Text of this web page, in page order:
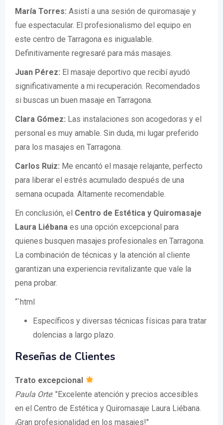
María Torres: Asistí a una sesión de quiromasaje y
fue espectacular. El profesionalismo del equipo en
este centro de Tarragona es inigualable.
Definitivamente regresaré para más masajes.
Juan Pérez: El masaje deportivo que recibí ayudó
significativamente a mi recuperación. Recomendados
si buscas un buen masaje en Tarragona.
Clara Gómez: Las instalaciones son acogedoras y el
personal es muy amable. Sin duda, mi lugar preferido
para los masajes en Tarragona.
Carlos Ruiz: Me encantó el masaje relajante, perfecto
para liberar el estrés acumulado después de una
semana ocupada. Altamente recomendable.
En conclusión, el Centro de Estética y Quiromasaje
Laura Liébana es una opción excepcional para
quienes busquen masajes profesionales en Tarragona.
La combinación de técnicas y la atención al cliente
garantizan una experiencia revitalizante que vale la
pena probar.
“`html
Específicos y diversas técnicas físicas para tratar
dolencias a largo plazo.
Reseñas de Clientes
Trato excepcional
Paula Orte: "Excelente atención y precios accesibles
en el Centro de Estética y Quiromasaje Laura Liébana.
¡Gran profesionalidad en los masajes!"